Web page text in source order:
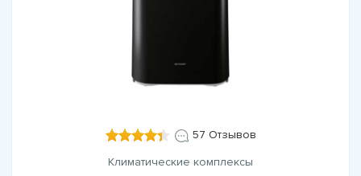
57 Отзывов
Климатические комплексы